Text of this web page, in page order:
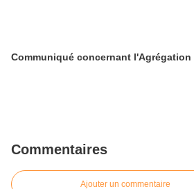
Communiqué concernant
Commentaires
Ajouter un commentaire